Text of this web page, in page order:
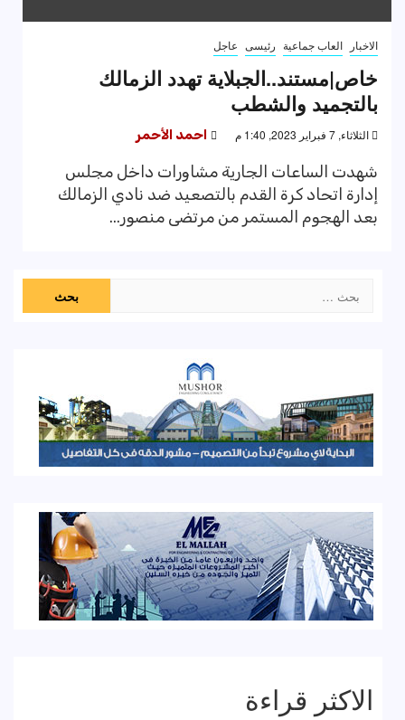
الاخبار العاب جماعية رئيسى عاجل
خاص|مستند..الجبلاية تهدد الزمالك
بالتجميد والشطب
الثلاثاء, 7 فبراير 2023, 1:40 م احمد الأحمر
شهدت الساعات الجارية مشاورات داخل مجلس
إدارة اتحاد كرة القدم بالتصعيد ضد نادي الزمالك
بعد الهجوم المستمر من مرتضى منصور...
عن:
الاكثر قراءة